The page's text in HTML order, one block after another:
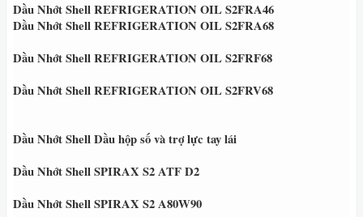
Dầu Nhớt Shell REFRIGERATION OIL S2FRA46
Dầu Nhớt Shell REFRIGERATION OIL S2FRA68
Dầu Nhớt Shell REFRIGERATION OIL S2FRF68
Dầu Nhớt Shell REFRIGERATION OIL S2FRV68
Dầu Nhớt Shell Dầu hộp số và trợ lực tay lái
Dầu Nhớt Shell SPIRAX S2 ATF D2
Dầu Nhớt Shell SPIRAX S2 A80W90